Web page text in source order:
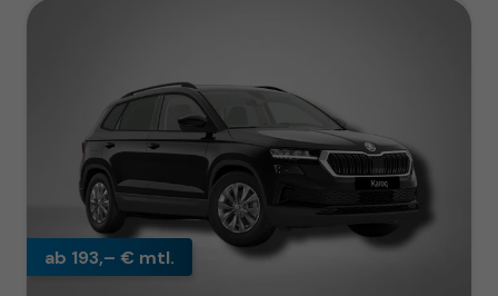
ab 193,– € mtl.